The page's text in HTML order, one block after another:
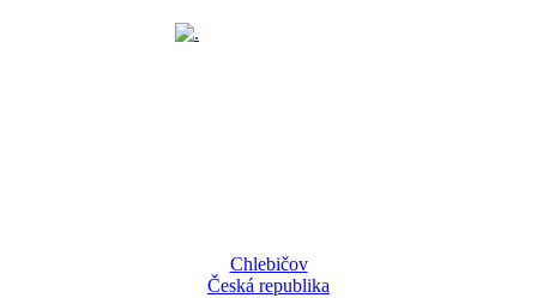
Chlebičov
Česká republika